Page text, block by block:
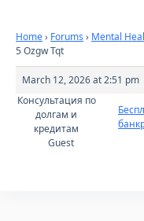
Home› Forums › Mental
5 Ozgw Tqt
March 12, 2026 at 2:51 pm
Консультация по
долгам и
кредитам
Guest